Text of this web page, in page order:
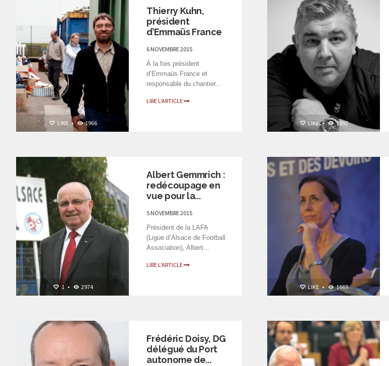
LIKE • 1966
Thierry Kuhn,
président
d’Emmaüs France
6 NOVEMBRE 2015
À la fois président
d’Emmaüs France et
responsable du chantier...
LIRE L’ARTICLE
LIKE • 1892
1 • 2974
Albert Gemmrich :
redécoupage en
vue pour la...
5 NOVEMBRE 2015
Président de la LAFA
(Ligue d’Alsace de Football
Association), Albert...
LIRE L’ARTICLE
LIKE • 1669
Frédéric Doisy, DG
délégué du Port
autonome de...